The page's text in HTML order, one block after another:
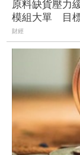
原料缺貨壓力
模組大單 目
財經